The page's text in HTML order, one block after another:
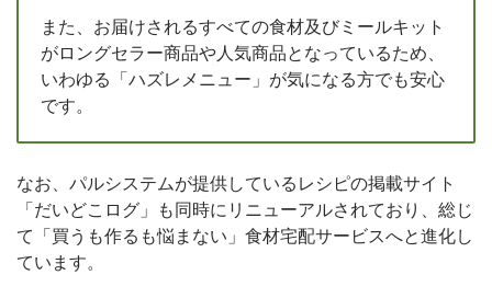
また、お届けされるすべての食材及びミールキット
がロングセラー商品や人気商品となっているため、
いわゆる「ハズレメニュー」が気になる方でも安心
です。
なお、パルシステムが提供しているレシピの掲載サイト
「だいどこログ」も同時にリニューアルされており、総じ
て「買うも作るも悩まない」食材宅配サービスへと進化し
ています。